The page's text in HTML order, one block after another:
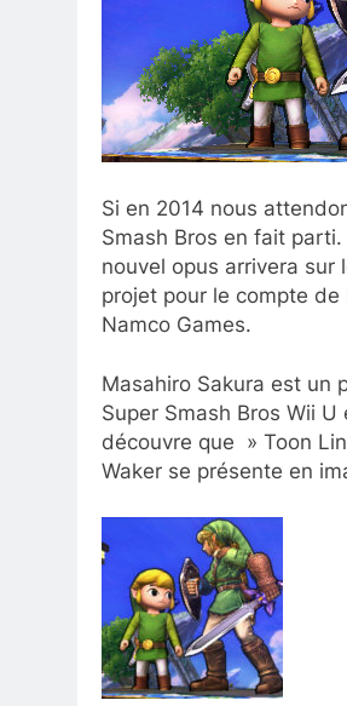
Si en 2014 nous
Smash Bros en fait
nouvel opus arrivera sur
projet pour le compte
Namco Games.
Masahiro Sakura est un
Super Smash Bros Wii
découvre que » Toon
Waker se présente en